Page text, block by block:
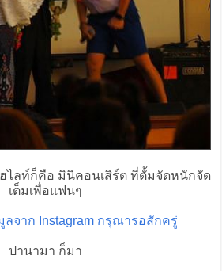
ไลท์ก็คือ มินิคอนเสิร์ต ที่ตั้มจัดหนักจัด
เต็มเพื่อแฟนๆ
ลจาก Instagram กรุณารอสักครู่
ปานามา ก็มา